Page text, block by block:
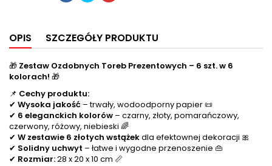
OPIS SZCZEGÓŁY PRODUKTU
🎁 Zestaw Ozdobnych Toreb Prezentowych – 6 szt. w 6
kolorach! 🎁
📌 Cechy produktu:
✔ Wysoka jakość – trwały, wodoodporny papier 📜
✔ 6 eleganckich kolorów – czarny, złoty, pomarańczowy,
czerwony, różowy, niebieski 🌈
✔ W zestawie 6 złotych wstążekdla efektownej dekoracji 🎀
✔ Solidny uchwyt – łatwe i wygodne przenoszenie 👜
✔ Rozmiar:28 x 20 x 10 cm 📏